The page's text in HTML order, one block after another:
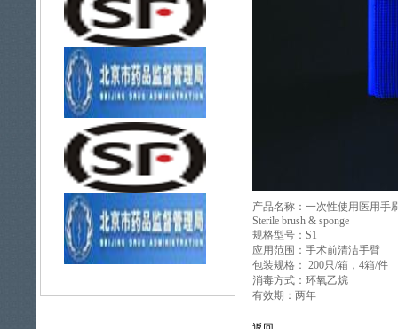
产品名称：一次性使用医用手
Sterile brush & sponge
规格型号：S1
应用范围：手术前清洁手臂
包装规格： 200只/箱，4箱/件
消毒方式：环氧乙烷
有效期：两年